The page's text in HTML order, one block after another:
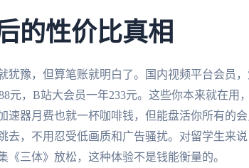
的性价比真相
犹豫，但算笔账就明白了。国内视频平台会员
元，B站大会员一年233元。这些你本来就在用
速器月费也就一杯咖啡钱，但能盘活你所有的
去，不用忍受低画质和广告骚扰。对留学生来
《三体》放松，这种体验不是钱能衡量的。